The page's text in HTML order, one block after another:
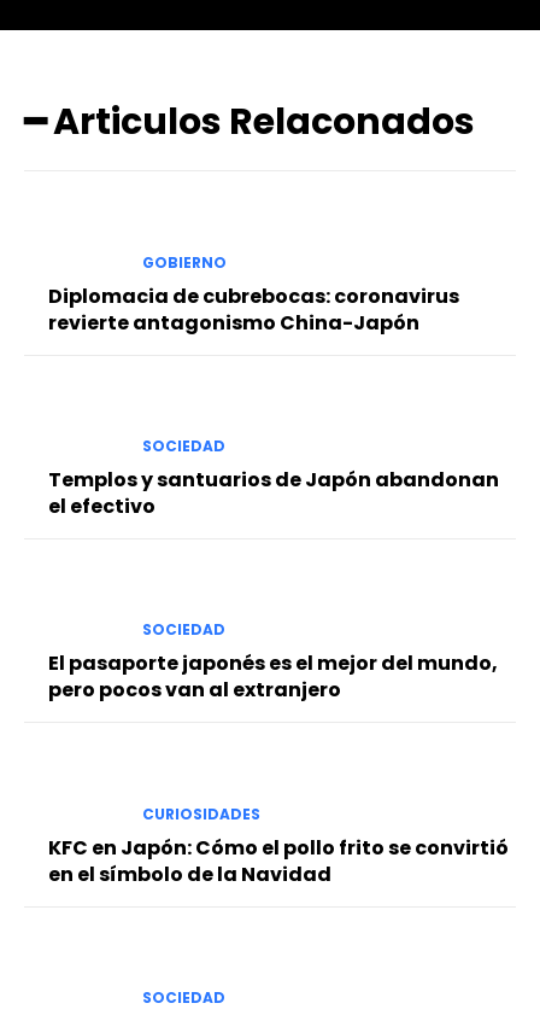
━ Articulos Relaconados
GOBIERNO
Diplomacia de cubrebocas: coronavirus
revierte antagonismo China-Japón
SOCIEDAD
Templos y santuarios de Japón abandonan
el efectivo
SOCIEDAD
El pasaporte japonés es el mejor del mundo,
pero pocos van al extranjero
CURIOSIDADES
KFC en Japón: Cómo el pollo frito se convirtió
en el símbolo de la Navidad
SOCIEDAD